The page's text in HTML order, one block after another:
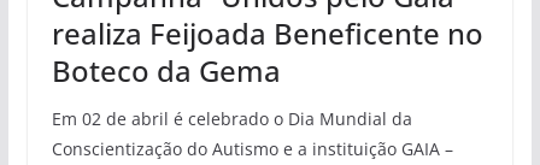
realiza Feijoada Beneficente no
Boteco da Gema
Em 02 de abril é celebrado o Dia Mundial da
Conscientização do Autismo e a instituição GAIA –